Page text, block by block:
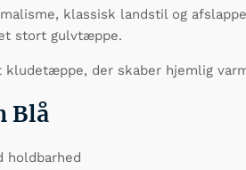
klassisk landstil og
stort gulvtæppe.
der skaber hjemlig
Blå
holdbarhed